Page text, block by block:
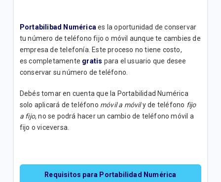
Obtener el IMEI | Móvil
Canales de Compra de PaqueTigos Prepago | Móvil
Paquetes con vigencia Ilimitada | Móvil
Mensajes de contenido | Móvil
Portabilibad Numérica es la oportunidad de conservar
tu número de teléfono fijo o móvil aunque te cambies de
empresa de telefonía. Este proceso no tiene costo,
es completamente gratis para el usuario que desee
conservar su número de teléfono.
Debés tomar en cuenta que la Portabilidad Numérica
solo aplicará de teléfono móvil a móvily de teléfono fijo
a fijo, no se podrá hacer un cambio de teléfono móvil a
fijo o viceversa.
Requisitos para Portabilidad Numérica